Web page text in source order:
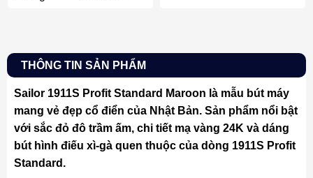
THÔNG TIN SẢN PHẨM
Sailor 1911S Profit Standard Maroon là mẫu bút máy
mang vẻ đẹp cổ điển của Nhật Bản. Sản phẩm nổi bật
với sắc đỏ đô trầm ấm, chi tiết mạ vàng 24K và dáng
bút hình điếu xì-gà quen thuộc của dòng 1911S Profit
Standard.